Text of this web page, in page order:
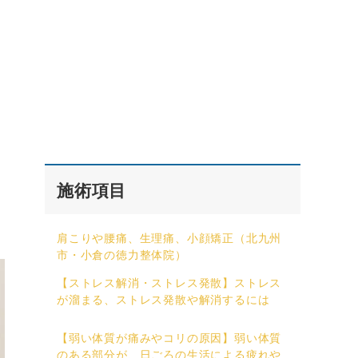
施術項目
肩こりや腰痛、生理痛、小顔矯正（北九州
市・小倉の徳力整体院）
【ストレス解消・ストレス発散】ストレス
が溜まる、ストレス発散や解消するには
【弱い体質が痛みやコリの原因】弱い体質
のある部分が、日ごろの生活による疲れや